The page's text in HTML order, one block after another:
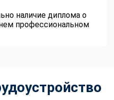
наличие диплома о
профессиональном